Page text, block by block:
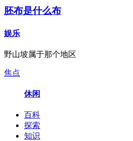
胚布是什么布
娱乐
野山坡属于那个地区
焦点
休闲
百科
探索
知识